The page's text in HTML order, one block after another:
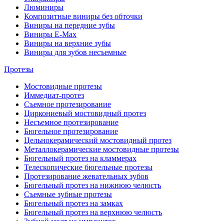
Люминиры
Композитные виниры без обточки
Виниры на передние зубы
Виниры E-Max
Виниры на верхние зубы
Виниры для зубов несъемные
Протезы
Мостовидные протезы
Иммедиат-протез
Съемное протезирование
Циркониевый мостовидный протез
Несъемное протезирование
Бюгельное протезирование
Цельнокерамический мостовидный протез
Металлокерамические мостовидные протезы
Бюгельный протез на кламмерах
Телескопические бюгельные протезы
Протезирование жевательных зубов
Бюгельный протез на нижнюю челюсть
Съемные зубные протезы
Бюгельный протез на замках
Бюгельный протез на верхнюю челюсть